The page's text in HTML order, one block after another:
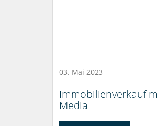
03. Mai 2023
Immobilienverkauf
Media